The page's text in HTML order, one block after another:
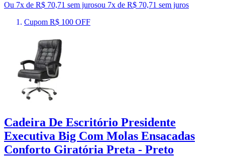
Ou 7x de R$ 70,71 sem jurosou 7x de R$ 70,71 sem juros
Cupom R$ 100 OFF
Cadeira De Escritório Presidente
Executiva Big Com Molas Ensacadas
Conforto Giratória Preta - Preto